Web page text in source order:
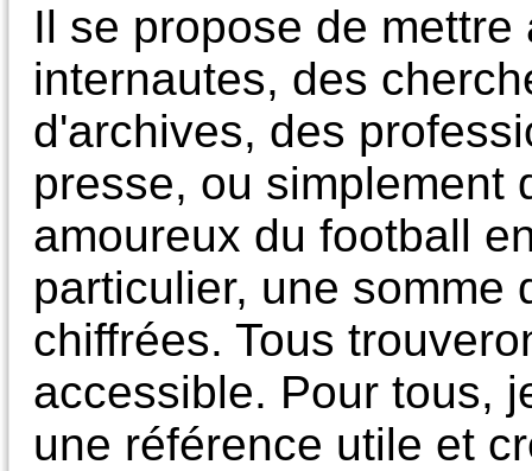
Il se propose de
internautes, des
d'archives, des
presse, ou simplement
amoureux du football
particulier, une somme
chiffrées. Tous
accessible. Pour tous,
une référence utile et